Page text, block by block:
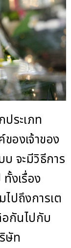
ระเภท
องเจ้าของ
จะมีวิธีการ
งเรื่อง
ปถึงการเต
อกันไปกับ
ษัท